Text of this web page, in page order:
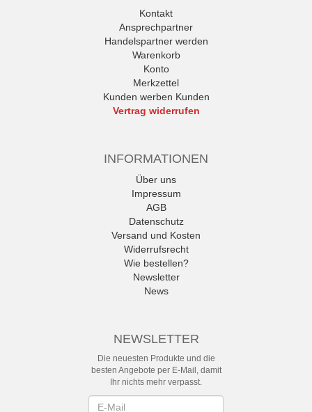
Kontakt
Ansprechpartner
Handelspartner werden
Warenkorb
Konto
Merkzettel
Kunden werben Kunden
Vertrag widerrufen
INFORMATIONEN
Über uns
Impressum
AGB
Datenschutz
Versand und Kosten
Widerrufsrecht
Wie bestellen?
Newsletter
News
NEWSLETTER
Die neuesten Produkte und die
besten Angebote per E-Mail, damit
Ihr nichts mehr verpasst.